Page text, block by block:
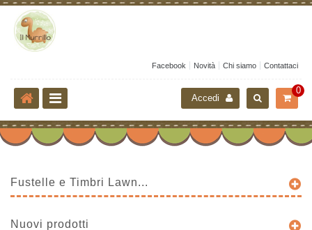
Facebook Novità Chi siamo Contattaci
0
Accedi
Fustelle e Timbri Lawn...
Nuovi prodotti